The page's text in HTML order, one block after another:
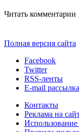
Читать комментарии
Полная версия сайта
Facebook
Twitter
RSS-ленты
E-mail рассылка
Контакты
Реклама на
Использование